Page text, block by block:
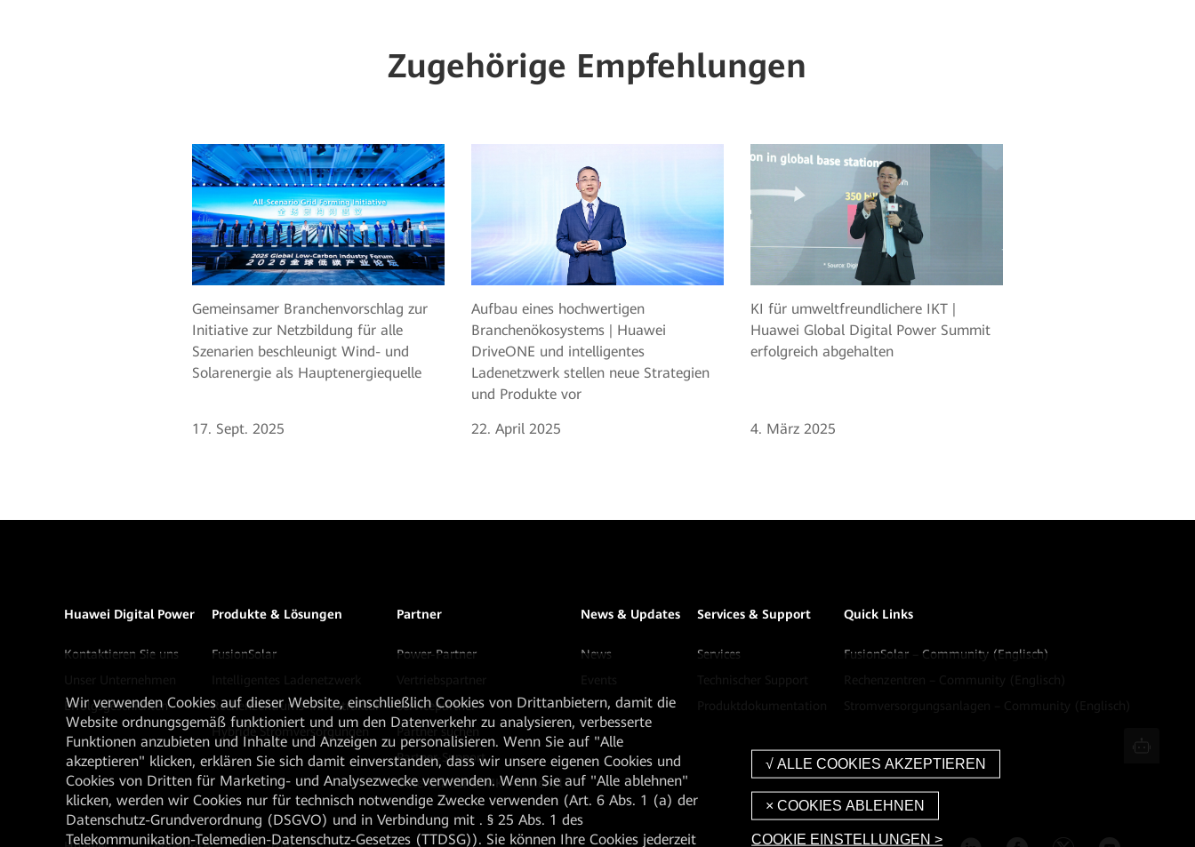
Zugehörige Empfehlungen
Gemeinsamer Branchenvorschlag zur
Initiative zur Netzbildung für alle
Szenarien beschleunigt Wind- und
Solarenergie als Hauptenergiequelle
17. Sept. 2025
Aufbau eines hochwertigen
Branchenökosystems | Huawei
DriveONE und intelligentes
Ladenetzwerk stellen neue Strategien
und Produkte vor
22. April 2025
KI für umweltfreundlichere IKT |
Huawei Global Digital Power Summit
erfolgreich abgehalten
4. März 2025
Huawei Digital Power
Kontaktieren Sie uns
Erfolgsgeschichten
Produkte & Lösungen
FusionSolar
Rechenzentrums-Infrastruktur
Hybride Stromversorgungen
Partner
Power-Partner
Servicepartner
Partner suchen
Partner-Support
Datenblätter & MKT-Material
News & Updates
News
Services & Support
Services
Quick Links
FusionSolar – Community (Englisch)
Wir verwenden Cookies auf dieser Website, einschließlich Cookies von Drittanbietern, damit die
Website ordnungsgemäß funktioniert und um den Datenverkehr zu analysieren, verbesserte
Funktionen anzubieten und Inhalte und Anzeigen zu personalisieren. Wenn Sie auf "Alle
akzeptieren" klicken, erklären Sie sich damit einverstanden, dass wir unsere eigenen Cookies und
Cookies von Dritten für Marketing- und Analysezwecke verwenden. Wenn Sie auf "Alle ablehnen"
klicken, werden wir Cookies nur für technisch notwendige Zwecke verwenden (Art. 6 Abs. 1 (a) der
Datenschutz-Grundverordnung (DSGVO) und in Verbindung mit . § 25 Abs. 1 des
Telekommunikation-Telemedien-Datenschutz-Gesetzes (TTDSG)). Sie können Ihre Cookies jederzeit
COOKIE EINSTELLUNGEN >